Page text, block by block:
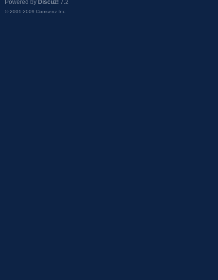
Powered by Discuz! 7.2
© 2001-2009 Comsenz Inc.